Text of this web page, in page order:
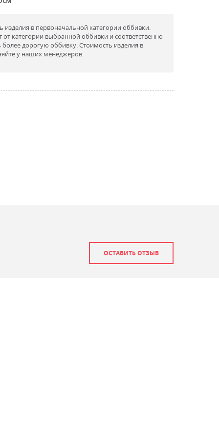
изделия в первоначальной категории оббивки.
от категории выбранной оббивки и соответственно
дорогую оббивку. Стоимость изделия в
у наших менеджеров.
ОСТАВИТЬ ОТЗЫВ